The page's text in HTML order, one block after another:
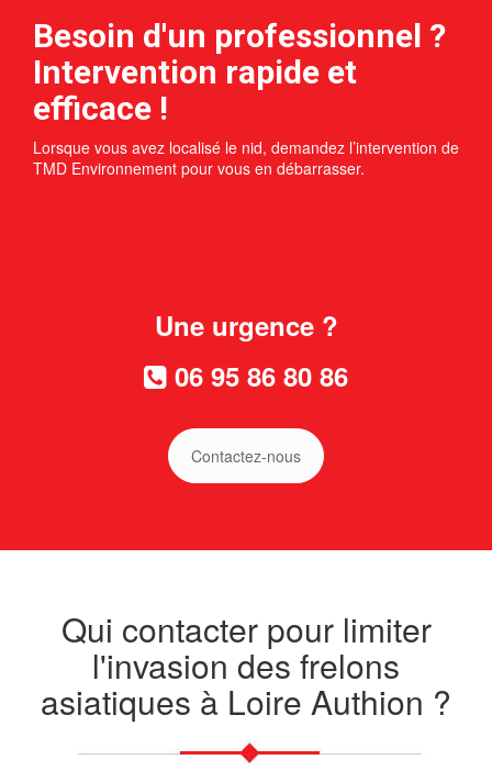
Besoin d'un professionnel ?
Intervention rapide et
efficace !
Lorsque vous avez localisé le nid, demandez l’intervention de
TMD Environnement pour vous en débarrasser.
Une urgence ?
06 95 86 80 86
Contactez-nous
Qui contacter pour limiter
l'invasion des frelons
asiatiques à Loire Authion ?